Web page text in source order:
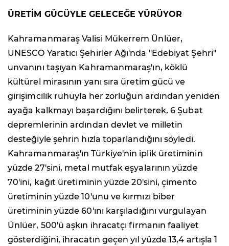
ÜRETİM GÜCÜYLE GELECEĞE YÜRÜYOR
Kahramanmaraş Valisi Mükerrem Ünlüer,
UNESCO Yaratıcı Şehirler Ağı'nda "Edebiyat Şehri"
unvanını taşıyan Kahramanmaraş'ın, köklü
kültürel mirasının yanı sıra üretim gücü ve
girişimcilik ruhuyla her zorluğun ardından yeniden
ayağa kalkmayı başardığını belirterek, 6 Şubat
depremlerinin ardından devlet ve milletin
desteğiyle şehrin hızla toparlandığını söyledi.
Kahramanmaraş'ın Türkiye'nin iplik üretiminin
yüzde 27'sini, metal mutfak eşyalarının yüzde
70'ini, kağıt üretiminin yüzde 20'sini, çimento
üretiminin yüzde 10'unu ve kırmızı biber
üretiminin yüzde 60'ını karşıladığını vurgulayan
Ünlüer, 500'ü aşkın ihracatçı firmanın faaliyet
gösterdiğini, ihracatın geçen yıl yüzde 13,4 artışla 1